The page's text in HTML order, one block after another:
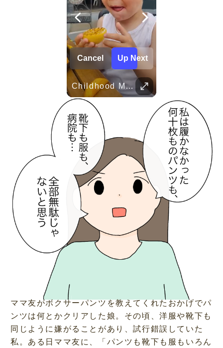
Cancel Up Next
Childhood Memories
ママ友がボクサーパンツを教えてくれたおかげでパ
ンツは何とかクリアした娘。その頃、洋服や靴下も
同じように嫌がることがあり、試行錯誤していた
私。ある日ママ友に、「パンツも靴下も服もいろん